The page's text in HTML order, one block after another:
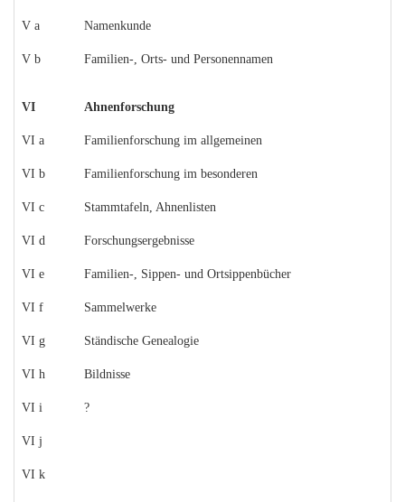
V a Namenkunde
V b Familien-, Orts- und Personennamen
VI Ahnenforschung
VI a Familienforschung im allgemeinen
VI b Familienforschung im besonderen
VI c Stammtafeln, Ahnenlisten
VI d Forschungsergebnisse
VI e Familien-, Sippen- und Ortsippenbücher
VI f Sammelwerke
VI g Ständische Genealogie
VI h Bildnisse
VI i ?
VI j
VI k